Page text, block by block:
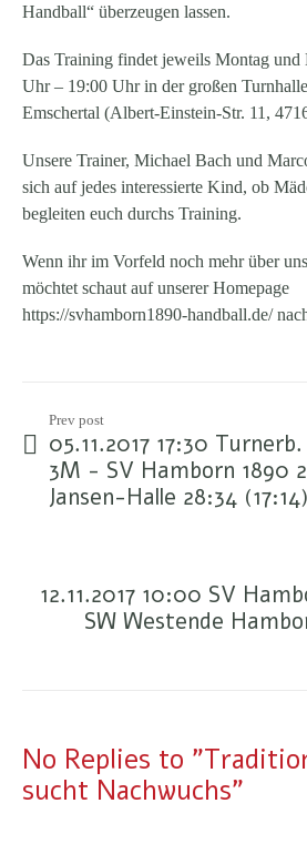
Handball“ überzeugen lassen.
Das Training findet jeweils Montag
Uhr – 19:00 Uhr in der großen
Emschertal (Albert-Einstein-Str. 11,
Unsere Trainer, Michael Bach und
sich auf jedes interessierte Kind, ob
begleiten euch durchs Training.
Wenn ihr im Vorfeld noch mehr über
möchtet schaut auf unserer Homepage
https://svhamborn1890-handball.de/
Prev post
05.11.2017 17:30
3M - SV Hamborn 1890
Jansen-Halle 28:34 (17:14)
12.11.2017 10:00 SV
SW Westende
No Replies to
sucht Nachwuchs"